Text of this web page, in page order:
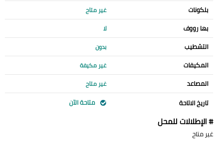
بلكونات غير متاح
بها رووف لا
التشطيب بدون
المكيفات غير مكيفة
المصاعد غير متاح
تاريخ الاتاحة متاحة الآن
# الإطلالات للمحل
غير متاح